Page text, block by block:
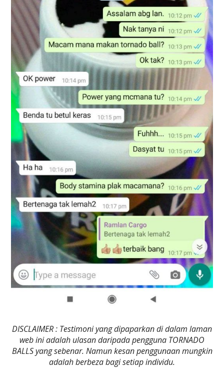
DISCLAIMER : Testimoni yang dipaparkan di dalam laman
web ini adalah ulasan daripada pengguna TORNADO
BALLS yang sebenar. Namun kesan penggunaan mungkin
adalah berbeza bagi setiap individu.